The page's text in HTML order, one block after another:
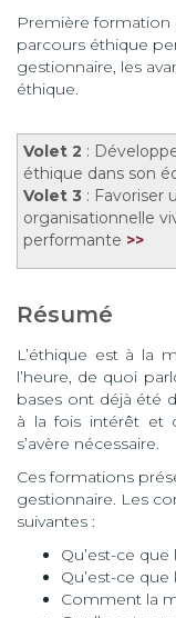
Première formation
parcours éthique
gestionnaire, les
éthique.
Volet 2 :
éthique dans son
Volet 3 : Favoriser
organisationnelle
performante >>
Résumé
L’éthique est à la
l’heure, de quoi
bases ont déjà été
à la fois intérêt et
s’avère nécessaire.
Ces formations
gestionnaire. Les
suivantes :
Qu’est-ce
Qu’est-ce
Comment la